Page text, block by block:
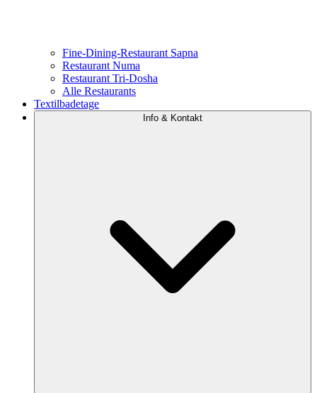
Fine-Dining-Restaurant Sapna
Restaurant Numa
Restaurant Tri-Dosha
Alle Restaurants
Textilbadetage
Info & Kontakt